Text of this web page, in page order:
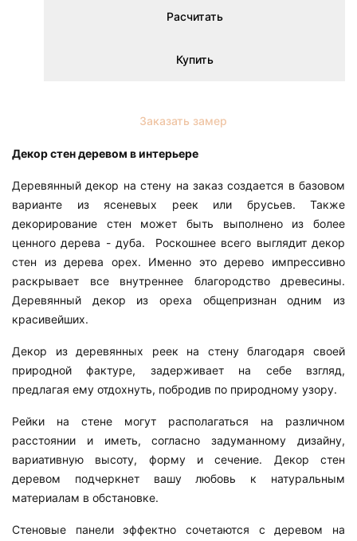
Расчитать
Купить
Заказать замер
Декор стен деревом в интерьере
Деревянный декор на стену на заказ создается в базовом
варианте из ясеневых реек или брусьев. Также
декорирование стен может быть выполнено из более
ценного дерева - дуба. Роскошнее всего выглядит декор
стен из дерева орех. Именно это дерево импрессивно
раскрывает все внутреннее благородство древесины.
Деревянный декор из ореха общепризнан одним из
красивейших.
Декор из деревянных реек на стену благодаря своей
природной фактуре, задерживает на себе взгляд,
предлагая ему отдохнуть, побродив по природному узору.
Рейки на стене могут располагаться на различном
расстоянии и иметь, согласно задуманному дизайну,
вариативную высоту, форму и сечение. Декор стен
деревом подчеркнет вашу любовь к натуральным
материалам в обстановке.
Стеновые панели эффектно сочетаются с деревом на